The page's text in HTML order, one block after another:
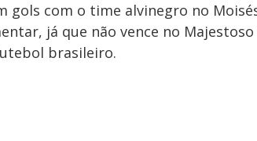
gols com o time alvinegro no
já que não vence no
brasileiro.